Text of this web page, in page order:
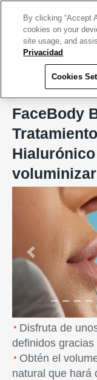
FaceBody Bar, San
FaceBody
Previous
Disfruta de
definidos
Obtén el
natural que hará
By clicking “Accept
cookies on your
site usage, and
Privacidad
Cookies